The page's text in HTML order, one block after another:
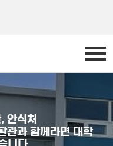
안식처
관과 함께라면 대학